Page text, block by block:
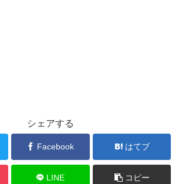
シェアする
Facebook はてブ
LINE コピー